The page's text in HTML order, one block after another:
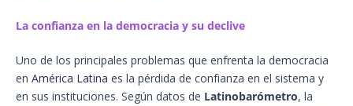
La confianza en la democracia y su declive
Uno de los principales problemas que enfrenta la democracia
en América Latina es la pérdida de confianza en el sistema y
en sus instituciones. Según datos de Latinobarómetro, la